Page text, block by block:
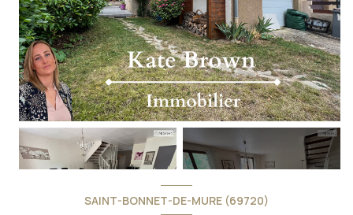
+14
SAINT-BONNET-DE-MURE (69720)